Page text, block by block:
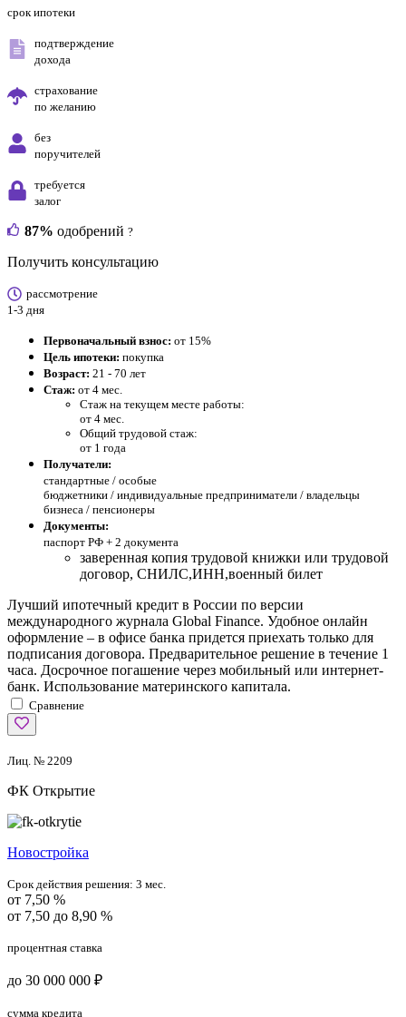
срок ипотеки
подтверждение
дохода
страхование
по желанию
без
поручителей
требуется
залог
87% одобрений ?
Получить консультацию
рассмотрение
1-3 дня
Первоначальный взнос: от 15%
Цель ипотеки: покупка
Возраст: 21 - 70 лет
Стаж: от 4 мес.
Стаж на текущем месте работы:
от 4 мес.
Общий трудовой стаж:
от 1 года
Получатели:
стандартные / особые
бюджетники / индивидуальные предприниматели / владельцы
бизнеса / пенсионеры
Документы:
паспорт РФ + 2 документа
заверенная копия трудовой книжки или трудовой
договор, СНИЛС,ИНН,военный билет
Лучший ипотечный кредит в России по версии
международного журнала Global Finance. Удобное онлайн
оформление – в офисе банка придется приехать только для
подписания договора. Предварительное решение в течение 1
часа. Досрочное погашение через мобильный или интернет-
банк. Использование материнского капитала.
Сравнение
Лиц. № 2209
ФК Открытие
Новостройка
Срок действия решения: 3 мес.
от 7,50 %
от 7,50 до 8,90 %
процентная ставка
до 30 000 000 ₽
сумма кредита